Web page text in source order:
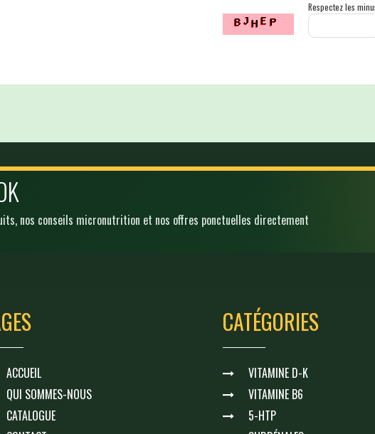
Respectez les
nos conseils micronutrition et nos offres ponctuelles directement
ACCUEIL
QUI SOMMES-NOUS
CATALOGUE
CATÉGORIES
VITAMINE D-K
VITAMINE B6
5-HTP